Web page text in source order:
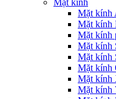
Mặt kính
Mặt kính
Mặt kính
Mặt kính
Mặt kính
Mặt kính
Mặt kính
Mặt kính
Mặt kính